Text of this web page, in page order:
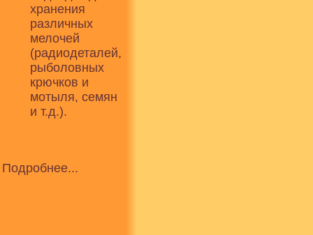
хранения
различных
мелочей
(радиодеталей,
рыболовных
крючков и
мотыля, семян
и т.д.).
Подробнее...